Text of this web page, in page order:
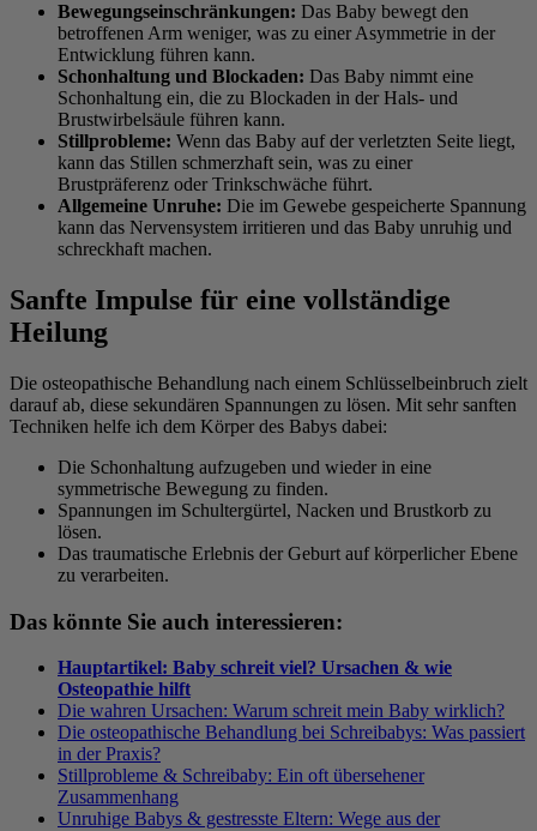
Bewegungseinschränkungen: Das Baby bewegt den
betroffenen Arm weniger, was zu einer Asymmetrie in der
Entwicklung führen kann.
Schonhaltung und Blockaden: Das Baby nimmt eine
Schonhaltung ein, die zu Blockaden in der Hals- und
Brustwirbelsäule führen kann.
Stillprobleme: Wenn das Baby auf der verletzten Seite liegt,
kann das Stillen schmerzhaft sein, was zu einer
Brustpräferenz oder Trinkschwäche führt.
Allgemeine Unruhe: Die im Gewebe gespeicherte Spannung
kann das Nervensystem irritieren und das Baby unruhig und
schreckhaft machen.
Sanfte Impulse für eine vollständige
Heilung
Die osteopathische Behandlung nach einem Schlüsselbeinbruch zielt
darauf ab, diese sekundären Spannungen zu lösen. Mit sehr sanften
Techniken helfe ich dem Körper des Babys dabei:
Die Schonhaltung aufzugeben und wieder in eine
symmetrische Bewegung zu finden.
Spannungen im Schultergürtel, Nacken und Brustkorb zu
lösen.
Das traumatische Erlebnis der Geburt auf körperlicher Ebene
zu verarbeiten.
Das könnte Sie auch interessieren:
Hauptartikel: Baby schreit viel? Ursachen & wie
Osteopathie hilft
Die wahren Ursachen: Warum schreit mein Baby wirklich?
Die osteopathische Behandlung bei Schreibabys: Was passiert
in der Praxis?
Stillprobleme & Schreibaby: Ein oft übersehener
Zusammenhang
Unruhige Babys & gestresste Eltern: Wege aus der